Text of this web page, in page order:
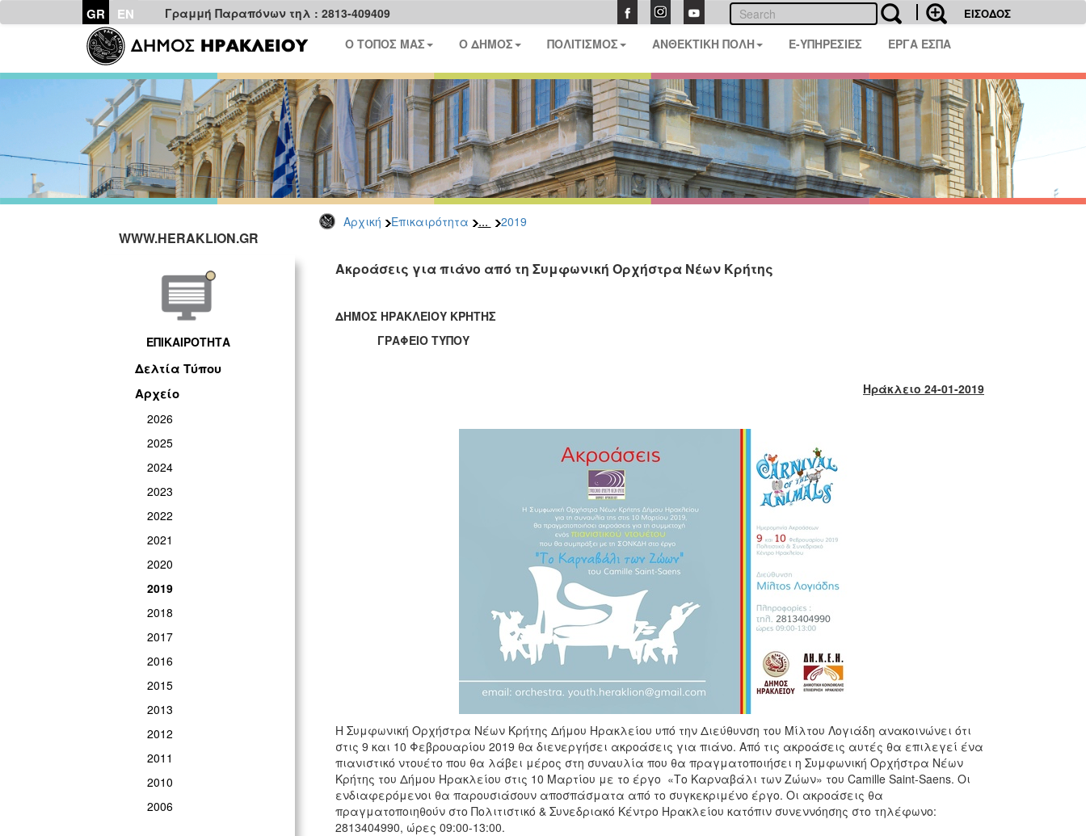
GR EN Γραμμή Παραπόνων τηλ : 2813-409409 ΕΙΣΟΔΟΣ
Ο ΤΟΠΟΣ ΜΑΣ Ο ΔΗΜΟΣ ΠΟΛΙΤΙΣΜΟΣ ΑΝΘΕΚΤΙΚΗ ΠΟΛΗ E-ΥΠΗΡΕΣΙΕΣ ΕΡΓΑ ΕΣΠΑ
Αρχική Επικαιρότητα ... 2019
WWW.HERAKLION.GR
ΕΠΙΚΑΙΡΟΤΗΤΑ
Δελτία Τύπου
Αρχείο
2026
2025
2024
2023
2022
2021
2020
2019
2018
2017
2016
2015
2013
2012
2011
2010
2006
Ακροάσεις για πιάνο από τη Συμφωνική Ορχήστρα Νέων Κρήτης
ΔΗΜΟΣ ΗΡΑΚΛΕΙΟΥ ΚΡΗΤΗΣ
ΓΡΑΦΕΙΟ ΤΥΠΟΥ
Ηράκλειο 24-01-2019
Η Συμφωνική Ορχήστρα Νέων Κρήτης Δήμου Ηρακλείου υπό την Διεύθυνση του Μίλτου Λογιάδη ανακοινώνει ότι
στις 9 και 10 Φεβρουαρίου 2019 θα διενεργήσει ακροάσεις για πιάνο. Από τις ακροάσεις αυτές θα επιλεγεί ένα
πιανιστικό ντουέτο που θα λάβει μέρος στη συναυλία που θα πραγματοποιήσει η Συμφωνική Ορχήστρα Νέων
Κρήτης του Δήμου Ηρακλείου στις 10 Μαρτίου με το έργο «Το Καρναβάλι των Ζώων» του Camille Saint-Saens. Οι
ενδιαφερόμενοι θα παρουσιάσουν αποσπάσματα από το συγκεκριμένο έργο. Οι ακροάσεις θα
πραγματοποιηθούν στο Πολιτιστικό & Συνεδριακό Κέντρο Ηρακλείου κατόπιν συνεννόησης στο τηλέφωνο:
2813404990, ώρες 09:00-13:00.